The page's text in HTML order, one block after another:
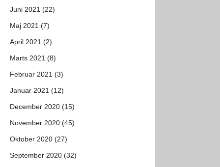
Juni 2021 (22)
Maj 2021 (7)
April 2021 (2)
Marts 2021 (8)
Februar 2021 (3)
Januar 2021 (12)
December 2020 (15)
November 2020 (45)
Oktober 2020 (27)
September 2020 (32)